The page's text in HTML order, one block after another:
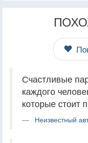
Счастливые
каждого
которые стоит
Неизвестный